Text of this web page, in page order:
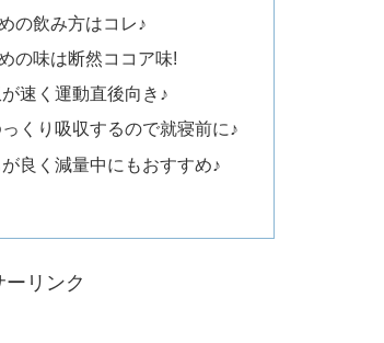
の飲み方はコレ♪
の味は断然ココア味!
速く運動直後向き♪
くり吸収するので就寝前に♪
良く減量中にもおすすめ♪
ーリンク